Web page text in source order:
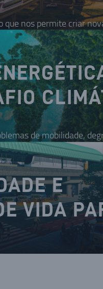
nos permite criar
de mobilidade,
E
VIDA